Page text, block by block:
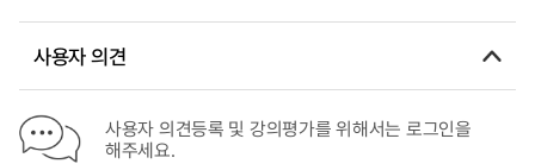
Voting Method and Voting Participation: With special
UK
사용자 의견
사용자 의견등록 및 강의평가를 위해서는 로그인을
해주세요.